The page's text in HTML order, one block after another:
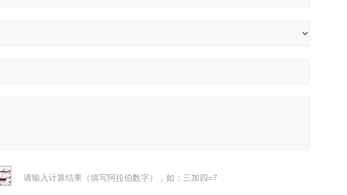
请输入计算结果（填写阿拉伯数字），如：三加四=7